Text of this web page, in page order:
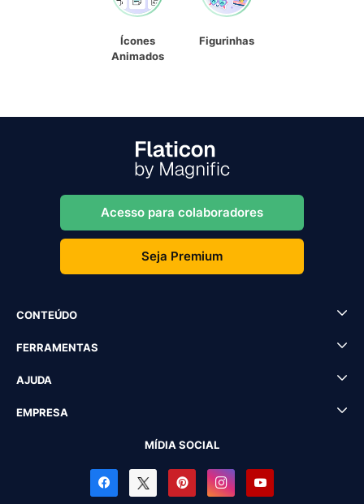
Ícones
Animados
Figurinhas
Acesso para colaboradores
Seja Premium
CONTEÚDO
FERRAMENTAS
AJUDA
EMPRESA
MÍDIA SOCIAL